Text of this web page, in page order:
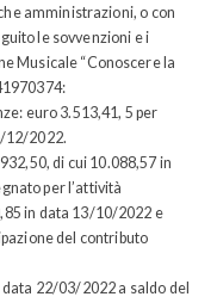
amministrazioni, o con
le sovvenzioni e i
Musicale “Conoscere la
euro 3.513,41, 5 per
12/2022.
di cui 10.088,57 in
per l’attività
in data 13/10/2022 e
del contributo
22/03/2022 a saldo del